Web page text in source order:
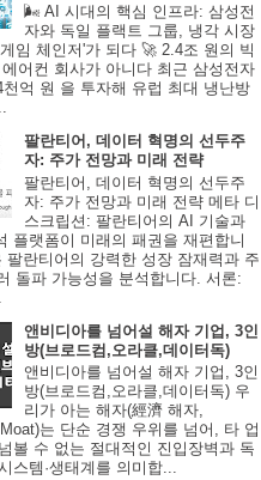
🌬️ AI 시대의 핵심 인프라: 삼성전
자와 독일 플랙트 그룹, 냉각 시장
임 체인저'가 되다 🚀 2.4조 원의 빅
어컨 회사가 아니다 최근 삼성전자
천억 원 을 투자해 유럽 최대 냉난방
팔란티어, 데이터 혁명의 선두주
자: 주가 전망과 미래 전략
팔란티어, 데이터 혁명의 선두주
자: 주가 전망과 미래 전략 메타 디
스크립션: 팔란티어의 AI 기술과
플랫폼이 미래의 패권을 재편합니
팔란티어의 강력한 성장 잠재력과 주
돌파 가능성을 분석합니다. 서론:
앤비디아를 넘어설 해자 기업, 3인
방(브로드컴,오라클,데이터독)
앤비디아를 넘어설 해자 기업, 3인
방(브로드컴,오라클,데이터독) 우
리가 아는 해자(經濟 해자,
는 단순 경쟁 우위를 넘어, 타 업
볼 수 없는 절대적인 진입장벽과 독
스템·생태계를 의미합...